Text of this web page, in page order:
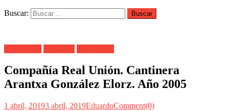
Buscar:
Compañía Real Unión. Cantinera
Arantxa González Elorz. Año 2005
1 abril, 20193 abril, 2019EduardoComment(0)